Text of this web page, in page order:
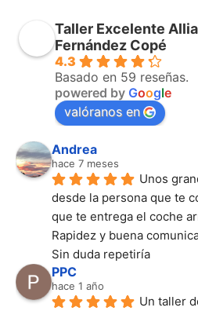
Taller Excelente
Fernández Copé
4.3
Basado en 59 reseñas.
powered by Google
valóranos en
Andrea
hace 7 meses
Unos
desde la persona que te
que te entrega el coche
Rapidez y buena
Sin duda repetiría
PPC
hace 1 año
Un taller